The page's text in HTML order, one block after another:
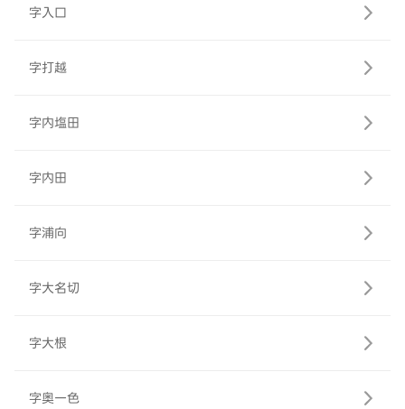
字入口
字打越
字内塩田
字内田
字浦向
字大名切
字大根
字奥一色